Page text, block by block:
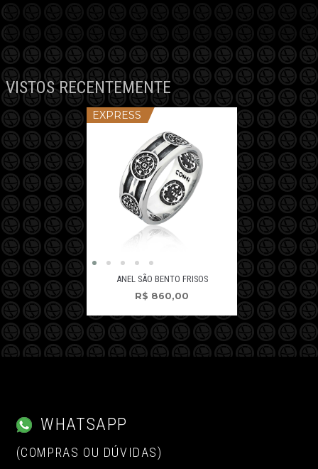
VISTOS RECENTEMENTE
EXPRESS
ANEL SÃO BENTO FRISOS
R$ 860,00
WHATSAPP
(COMPRAS OU DÚVIDAS)